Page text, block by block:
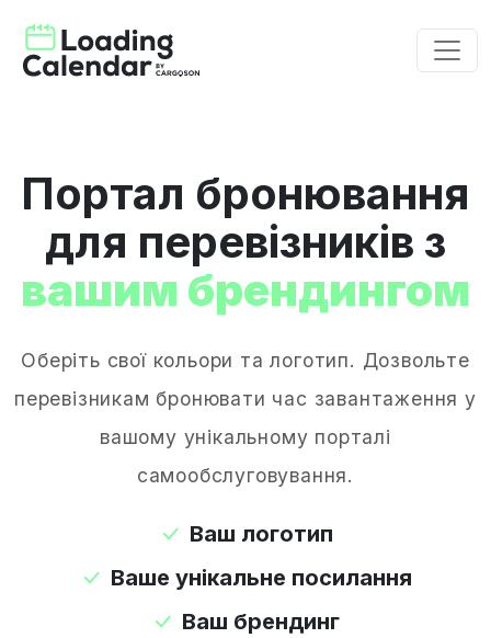
Портал бронювання
для перевізників з
вашим брендингом
Оберіть свої кольори та логотип. Дозвольте
перевізникам бронювати час завантаження у
вашому унікальному порталі
самообслуговування.
Ваш логотип
Ваше унікальне посилання
Ваш брендинг